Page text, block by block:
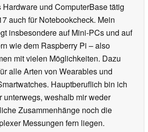
Hardware und ComputerBase tätig
auch für Notebookcheck. Mein
insbesondere auf Mini-PCs und auf
wie dem Raspberry Pi – also
mit vielen Möglichkeiten. Dazu
alle Arten von Wearables und
Hauptberuflich bin ich
unterwegs, weshalb mir weder
Zusammenhänge noch die
Messungen fern liegen.